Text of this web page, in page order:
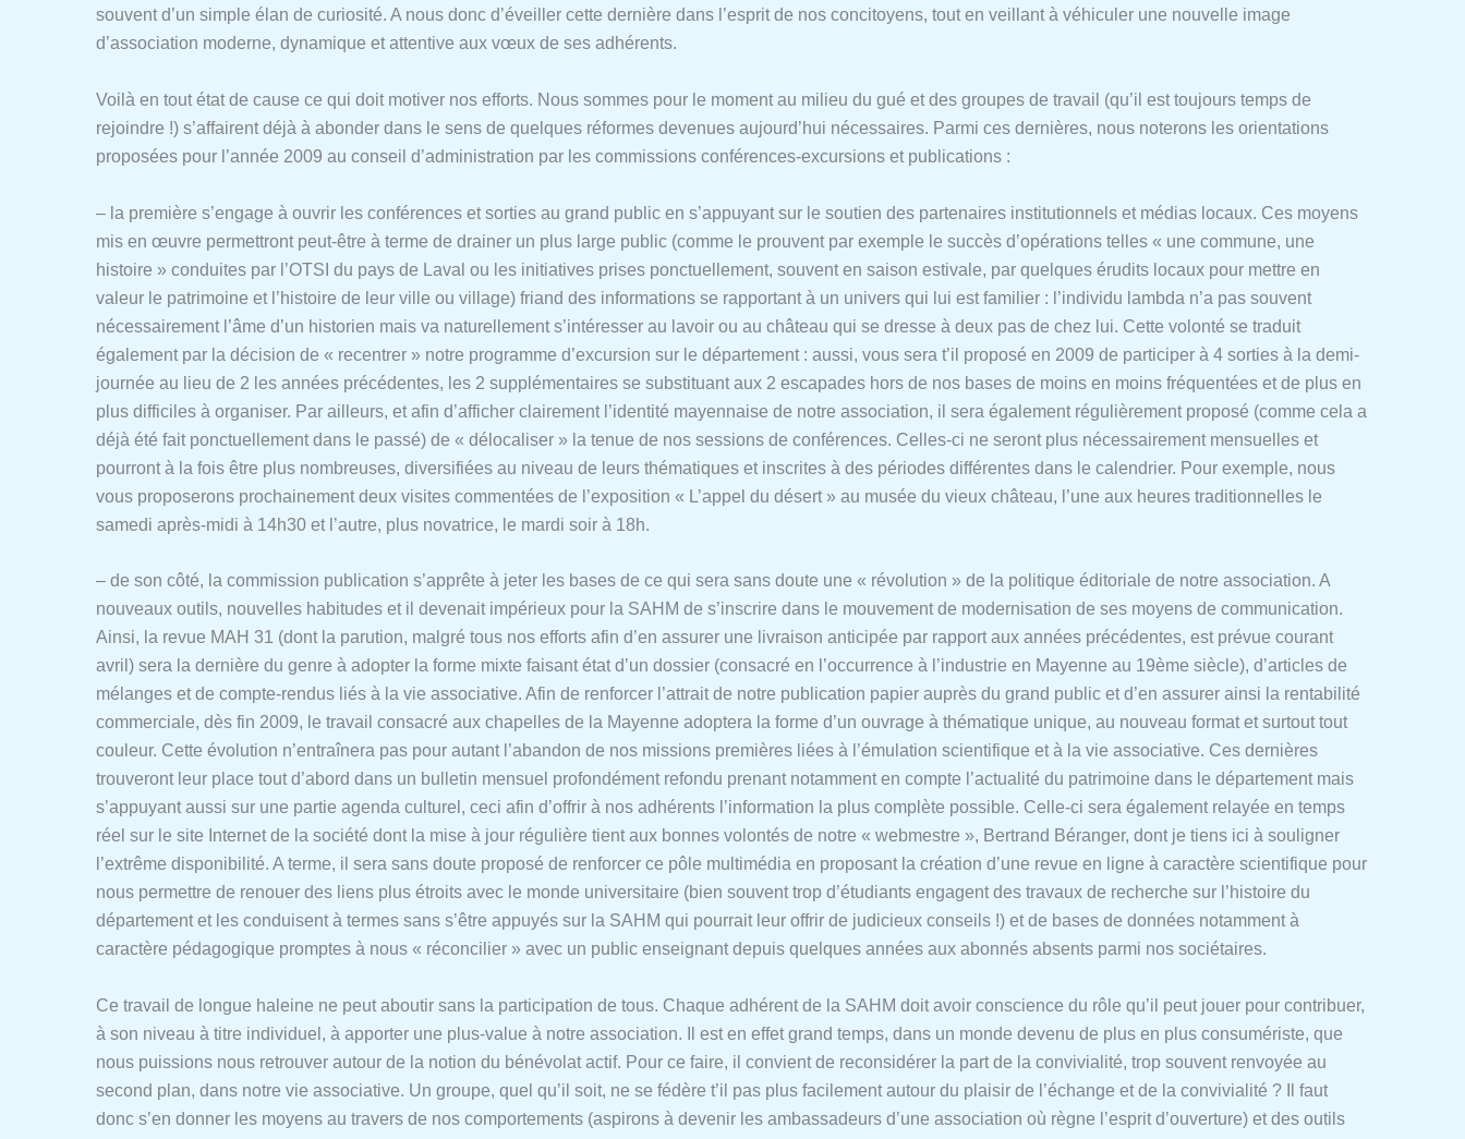
souvent d’un simple élan de curiosité. A nous donc d’éveiller cette dernière dans l’esprit de nos concitoyens, tout en veillant à véhiculer une nouvelle image
d’association moderne, dynamique et attentive aux vœux de ses adhérents.
Voilà en tout état de cause ce qui doit motiver nos efforts. Nous sommes pour le moment au milieu du gué et des groupes de travail (qu’il est toujours temps de
rejoindre !) s’affairent déjà à abonder dans le sens de quelques réformes devenues aujourd’hui nécessaires. Parmi ces dernières, nous noterons les orientations
proposées pour l’année 2009 au conseil d’administration par les commissions conférences-excursions et publications :
– la première s’engage à ouvrir les conférences et sorties au grand public en s’appuyant sur le soutien des partenaires institutionnels et médias locaux. Ces moyens
mis en œuvre permettront peut-être à terme de drainer un plus large public (comme le prouvent par exemple le succès d’opérations telles « une commune, une
histoire » conduites par l’OTSI du pays de Laval ou les initiatives prises ponctuellement, souvent en saison estivale, par quelques érudits locaux pour mettre en
valeur le patrimoine et l’histoire de leur ville ou village) friand des informations se rapportant à un univers qui lui est familier : l’individu lambda n’a pas souvent
nécessairement l’âme d’un historien mais va naturellement s’intéresser au lavoir ou au château qui se dresse à deux pas de chez lui. Cette volonté se traduit
également par la décision de « recentrer » notre programme d’excursion sur le département : aussi, vous sera t’il proposé en 2009 de participer à 4 sorties à la demi-
journée au lieu de 2 les années précédentes, les 2 supplémentaires se substituant aux 2 escapades hors de nos bases de moins en moins fréquentées et de plus en
plus difficiles à organiser. Par ailleurs, et afin d’afficher clairement l’identité mayennaise de notre association, il sera également régulièrement proposé (comme cela a
déjà été fait ponctuellement dans le passé) de « délocaliser » la tenue de nos sessions de conférences. Celles-ci ne seront plus nécessairement mensuelles et
pourront à la fois être plus nombreuses, diversifiées au niveau de leurs thématiques et inscrites à des périodes différentes dans le calendrier. Pour exemple, nous
vous proposerons prochainement deux visites commentées de l’exposition « L’appel du désert » au musée du vieux château, l’une aux heures traditionnelles le
samedi après-midi à 14h30 et l’autre, plus novatrice, le mardi soir à 18h.
– de son côté, la commission publication s’apprête à jeter les bases de ce qui sera sans doute une « révolution » de la politique éditoriale de notre association. A
nouveaux outils, nouvelles habitudes et il devenait impérieux pour la SAHM de s’inscrire dans le mouvement de modernisation de ses moyens de communication.
Ainsi, la revue MAH 31 (dont la parution, malgré tous nos efforts afin d’en assurer une livraison anticipée par rapport aux années précédentes, est prévue courant
avril) sera la dernière du genre à adopter la forme mixte faisant état d’un dossier (consacré en l’occurrence à l’industrie en Mayenne au 19ème siècle), d’articles de
mélanges et de compte-rendus liés à la vie associative. Afin de renforcer l’attrait de notre publication papier auprès du grand public et d’en assurer ainsi la rentabilité
commerciale, dès fin 2009, le travail consacré aux chapelles de la Mayenne adoptera la forme d’un ouvrage à thématique unique, au nouveau format et surtout tout
couleur. Cette évolution n’entraînera pas pour autant l’abandon de nos missions premières liées à l’émulation scientifique et à la vie associative. Ces dernières
trouveront leur place tout d’abord dans un bulletin mensuel profondément refondu prenant notamment en compte l’actualité du patrimoine dans le département mais
s’appuyant aussi sur une partie agenda culturel, ceci afin d’offrir à nos adhérents l’information la plus complète possible. Celle-ci sera également relayée en temps
réel sur le site Internet de la société dont la mise à jour régulière tient aux bonnes volontés de notre « webmestre », Bertrand Béranger, dont je tiens ici à souligner
l’extrême disponibilité. A terme, il sera sans doute proposé de renforcer ce pôle multimédia en proposant la création d’une revue en ligne à caractère scientifique pour
nous permettre de renouer des liens plus étroits avec le monde universitaire (bien souvent trop d’étudiants engagent des travaux de recherche sur l’histoire du
département et les conduisent à termes sans s’être appuyés sur la SAHM qui pourrait leur offrir de judicieux conseils !) et de bases de données notamment à
caractère pédagogique promptes à nous « réconcilier » avec un public enseignant depuis quelques années aux abonnés absents parmi nos sociétaires.
Ce travail de longue haleine ne peut aboutir sans la participation de tous. Chaque adhérent de la SAHM doit avoir conscience du rôle qu’il peut jouer pour contribuer,
à son niveau à titre individuel, à apporter une plus-value à notre association. Il est en effet grand temps, dans un monde devenu de plus en plus consumériste, que
nous puissions nous retrouver autour de la notion du bénévolat actif. Pour ce faire, il convient de reconsidérer la part de la convivialité, trop souvent renvoyée au
second plan, dans notre vie associative. Un groupe, quel qu’il soit, ne se fédère t’il pas plus facilement autour du plaisir de l’échange et de la convivialité ? Il faut
donc s’en donner les moyens au travers de nos comportements (aspirons à devenir les ambassadeurs d’une association où règne l’esprit d’ouverture) et des outils